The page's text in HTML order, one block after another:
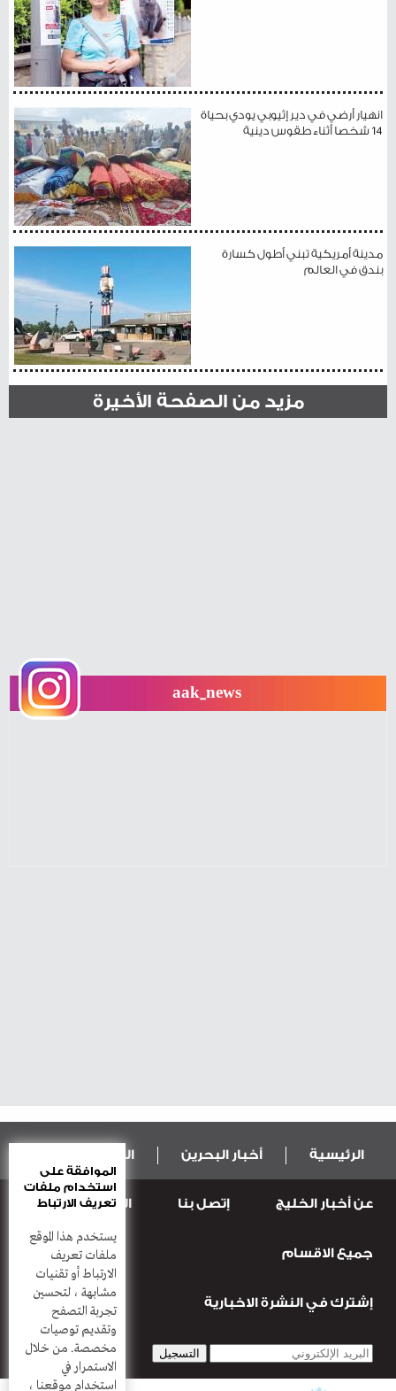
انهيار أرضي في دير إثيوبي يودي بحياة
14 شخصا أثناء طقوس دينية
مدينة أمريكية تبني أطول كسارة
بندق في العالم
مزيد من الصفحة الأخيرة
aak_news
الرئيسية أخبار البحرين المال و الاقتصاد
عربية ودولية الرياضة
قضـايــا وحـــوادث أعمدة
عن أخبار الخليج إتصل بنا المطبعة
جميع الاقسام
إشترك في النشرة الاخبارية
الموافقة على
استخدام ملفات
تعريف الارتباط
يستخدم هذا الموقع
ملفات تعريف
الارتباط أو تقنيات
مشابهة ، لتحسين
تجربة التصفح
وتقديم توصيات
مخصصة. من خلال
الاستمرار في
استخدام موقعنا ،